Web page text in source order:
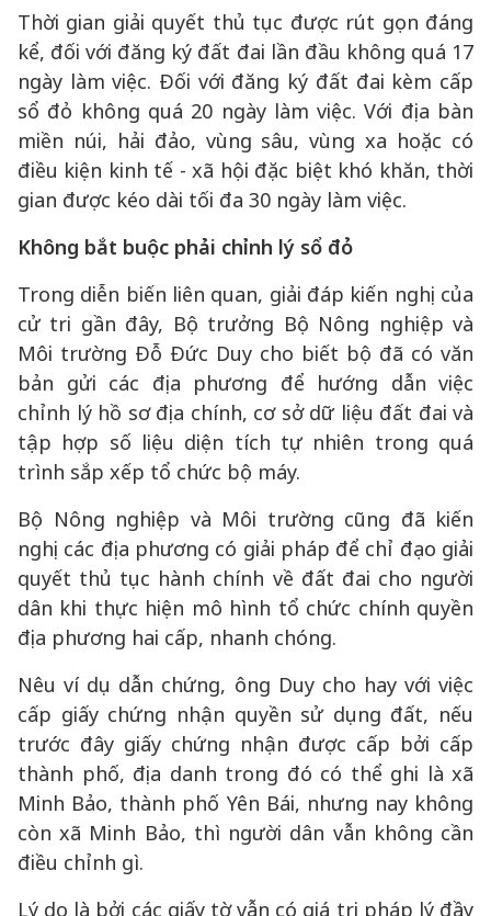
Thời gian giải quyết thủ tục được rút gọn đáng
kể, đối với đăng ký đất đai lần đầu không quá 17
ngày làm việc. Đối với đăng ký đất đai kèm cấp
sổ đỏ không quá 20 ngày làm việc. Với địa bàn
miền núi, hải đảo, vùng sâu, vùng xa hoặc có
điều kiện kinh tế - xã hội đặc biệt khó khăn, thời
gian được kéo dài tối đa 30 ngày làm việc.
Không bắt buộc phải chỉnh lý sổ đỏ
Trong diễn biến liên quan, giải đáp kiến nghị của
cử tri gần đây, Bộ trưởng Bộ Nông nghiệp và
Môi trường Đỗ Đức Duy cho biết bộ đã có văn
bản gửi các địa phương để hướng dẫn việc
chỉnh lý hồ sơ địa chính, cơ sở dữ liệu đất đai và
tập hợp số liệu diện tích tự nhiên trong quá
trình sắp xếp tổ chức bộ máy.
Bộ Nông nghiệp và Môi trường cũng đã kiến
nghị các địa phương có giải pháp để chỉ đạo giải
quyết thủ tục hành chính về đất đai cho người
dân khi thực hiện mô hình tổ chức chính quyền
địa phương hai cấp, nhanh chóng.
Nêu ví dụ dẫn chứng, ông Duy cho hay với việc
cấp giấy chứng nhận quyền sử dụng đất, nếu
trước đây giấy chứng nhận được cấp bởi cấp
thành phố, địa danh trong đó có thể ghi là xã
Minh Bảo, thành phố Yên Bái, nhưng nay không
còn xã Minh Bảo, thì người dân vẫn không cần
điều chỉnh gì.
Lý do là bởi các giấy tờ vẫn có giá trị pháp lý đầy